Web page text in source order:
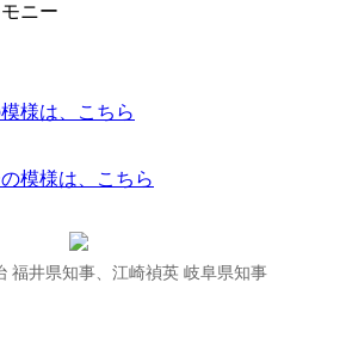
ニー
様は、こちら
模様は、こちら
福井県知事、江崎禎英 岐阜県知事